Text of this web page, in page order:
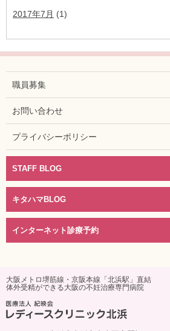
2017年7月 (1)
職員募集
お問い合わせ
プライバシーポリシー
STAFF BLOG
キタハマBLOG
インターネット診療予約
大阪メトロ堺筋線・京阪本線「北浜駅」直結
体外受精ができる大阪の不妊治療専門病院